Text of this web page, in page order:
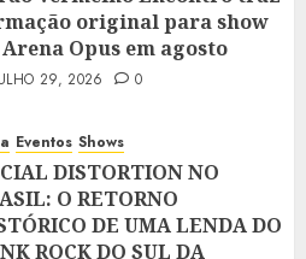
original para show
Opus em agosto
29, 2026 0
Eventos Shows
DISTORTION NO
O RETORNO
DE UMA LENDA DO
ROCK DO SUL DA